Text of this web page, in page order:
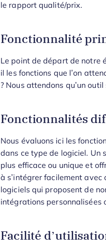
le rapport qualité/prix.
Fonctionnalité
Le point de départ de notre
il les fonctions que l’on
? Nous attendons qu’un
Fonctionnalités
Nous évaluons ici les
dans ce type de logiciel. Un
plus efficace ou unique et
à s’intégrer facilement avec
logiciels qui proposent de
intégrations personnalisées
Facilité